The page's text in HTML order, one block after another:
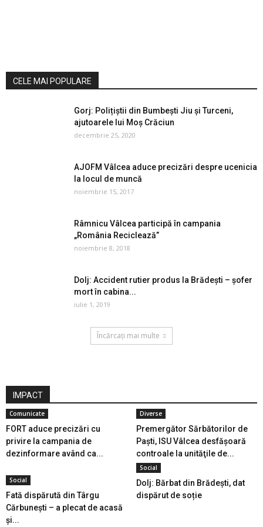
CELE MAI POPULARE
Gorj: Polițiştii din Bumbești Jiu și Turceni,
ajutoarele lui Moş Crăciun
decembrie 25, 2020
AJOFM Vâlcea aduce precizări despre ucenicia
la locul de muncă
noiembrie 15, 2017
Râmnicu Vâlcea participă în campania
„România Reciclează”
noiembrie 8, 2018
Dolj: Accident rutier produs la Brădești – șofer
mort în cabina...
iulie 1, 2019
Încărcați mai multe
IMPACT
Comunicate
FORT aduce precizări cu
privire la campania de
dezinformare având ca...
Diverse
Premergător Sărbătorilor de
Paşti, ISU Vâlcea desfăşoară
controale la unităţile de...
Social
Fată dispărută din Târgu
Cărbunești – a plecat de acasă
și...
Social
Dolj: Bărbat din Brădești, dat
dispărut de soție